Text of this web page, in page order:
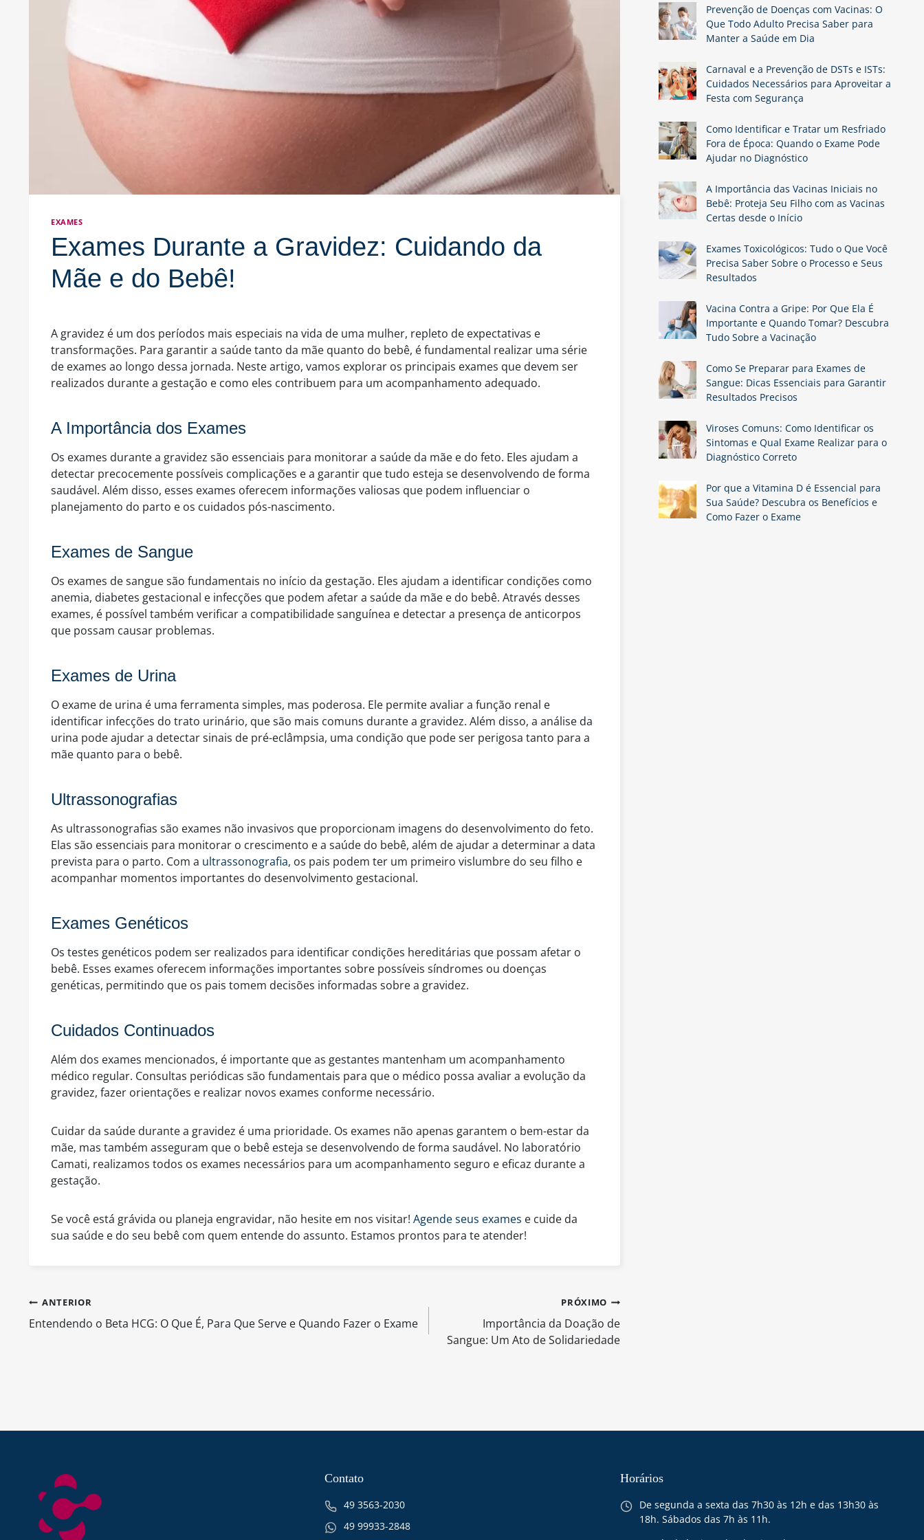
EXAMES
Exames Durante a Gravidez: Cuidando da
Mãe e do Bebê!
A gravidez é um dos períodos mais especiais na vida de uma mulher, repleto de expectativas e
transformações. Para garantir a saúde tanto da mãe quanto do bebê, é fundamental realizar uma série
de exames ao longo dessa jornada. Neste artigo, vamos explorar os principais exames que devem ser
realizados durante a gestação e como eles contribuem para um acompanhamento adequado.
A Importância dos Exames
Os exames durante a gravidez são essenciais para monitorar a saúde da mãe e do feto. Eles ajudam a
detectar precocemente possíveis complicações e a garantir que tudo esteja se desenvolvendo de forma
saudável. Além disso, esses exames oferecem informações valiosas que podem influenciar o
planejamento do parto e os cuidados pós-nascimento.
Exames de Sangue
Os exames de sangue são fundamentais no início da gestação. Eles ajudam a identificar condições como
anemia, diabetes gestacional e infecções que podem afetar a saúde da mãe e do bebê. Através desses
exames, é possível também verificar a compatibilidade sanguínea e detectar a presença de anticorpos
que possam causar problemas.
Exames de Urina
O exame de urina é uma ferramenta simples, mas poderosa. Ele permite avaliar a função renal e
identificar infecções do trato urinário, que são mais comuns durante a gravidez. Além disso, a análise da
urina pode ajudar a detectar sinais de pré-eclâmpsia, uma condição que pode ser perigosa tanto para a
mãe quanto para o bebê.
Ultrassonografias
As ultrassonografias são exames não invasivos que proporcionam imagens do desenvolvimento do feto.
Elas são essenciais para monitorar o crescimento e a saúde do bebê, além de ajudar a determinar a data
prevista para o parto. Com a ultrassonografia, os pais podem ter um primeiro vislumbre do seu filho e
acompanhar momentos importantes do desenvolvimento gestacional.
Exames Genéticos
Os testes genéticos podem ser realizados para identificar condições hereditárias que possam afetar o
bebê. Esses exames oferecem informações importantes sobre possíveis síndromes ou doenças
genéticas, permitindo que os pais tomem decisões informadas sobre a gravidez.
Cuidados Continuados
Além dos exames mencionados, é importante que as gestantes mantenham um acompanhamento
médico regular. Consultas periódicas são fundamentais para que o médico possa avaliar a evolução da
gravidez, fazer orientações e realizar novos exames conforme necessário.
Cuidar da saúde durante a gravidez é uma prioridade. Os exames não apenas garantem o bem-estar da
mãe, mas também asseguram que o bebê esteja se desenvolvendo de forma saudável. No laboratório
Camati, realizamos todos os exames necessários para um acompanhamento seguro e eficaz durante a
gestação.
Se você está grávida ou planeja engravidar, não hesite em nos visitar! Agende seus exames e cuide da
sua saúde e do seu bebê com quem entende do assunto. Estamos prontos para te atender!
Navegação
de
ANTERIOR
Entendendo o Beta HCG: O Que É, Para Que Serve e Quando Fazer o Exame
PRÓXIMO
Importância da Doação de
Sangue: Um Ato de Solidariedade
Prevenção de Doenças com Vacinas: O
Que Todo Adulto Precisa Saber para
Manter a Saúde em Dia
Carnaval e a Prevenção de DSTs e ISTs:
Cuidados Necessários para Aproveitar a
Festa com Segurança
Como Identificar e Tratar um Resfriado
Fora de Época: Quando o Exame Pode
Ajudar no Diagnóstico
A Importância das Vacinas Iniciais no
Bebê: Proteja Seu Filho com as Vacinas
Certas desde o Início
Exames Toxicológicos: Tudo o Que Você
Precisa Saber Sobre o Processo e Seus
Resultados
Vacina Contra a Gripe: Por Que Ela É
Importante e Quando Tomar? Descubra
Tudo Sobre a Vacinação
Como Se Preparar para Exames de
Sangue: Dicas Essenciais para Garantir
Resultados Precisos
Viroses Comuns: Como Identificar os
Sintomas e Qual Exame Realizar para o
Diagnóstico Correto
Por que a Vitamina D é Essencial para
Sua Saúde? Descubra os Benefícios e
Como Fazer o Exame
Contato
49 3563-2030
49 99933-2848
Horários
De segunda a sexta das 7h30 às 12h e das 13h30 às
18h. Sábados das 7h às 11h.